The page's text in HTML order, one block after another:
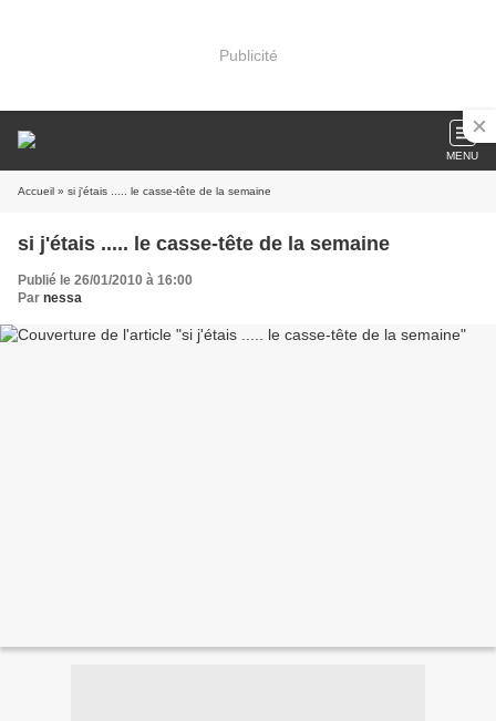
Publicité
MENU
Accueil » si j'étais ..... le casse-tête de la semaine
si j'étais ..... le casse-tête de la semaine
Publié le 26/01/2010 à 16:00
Par nessa